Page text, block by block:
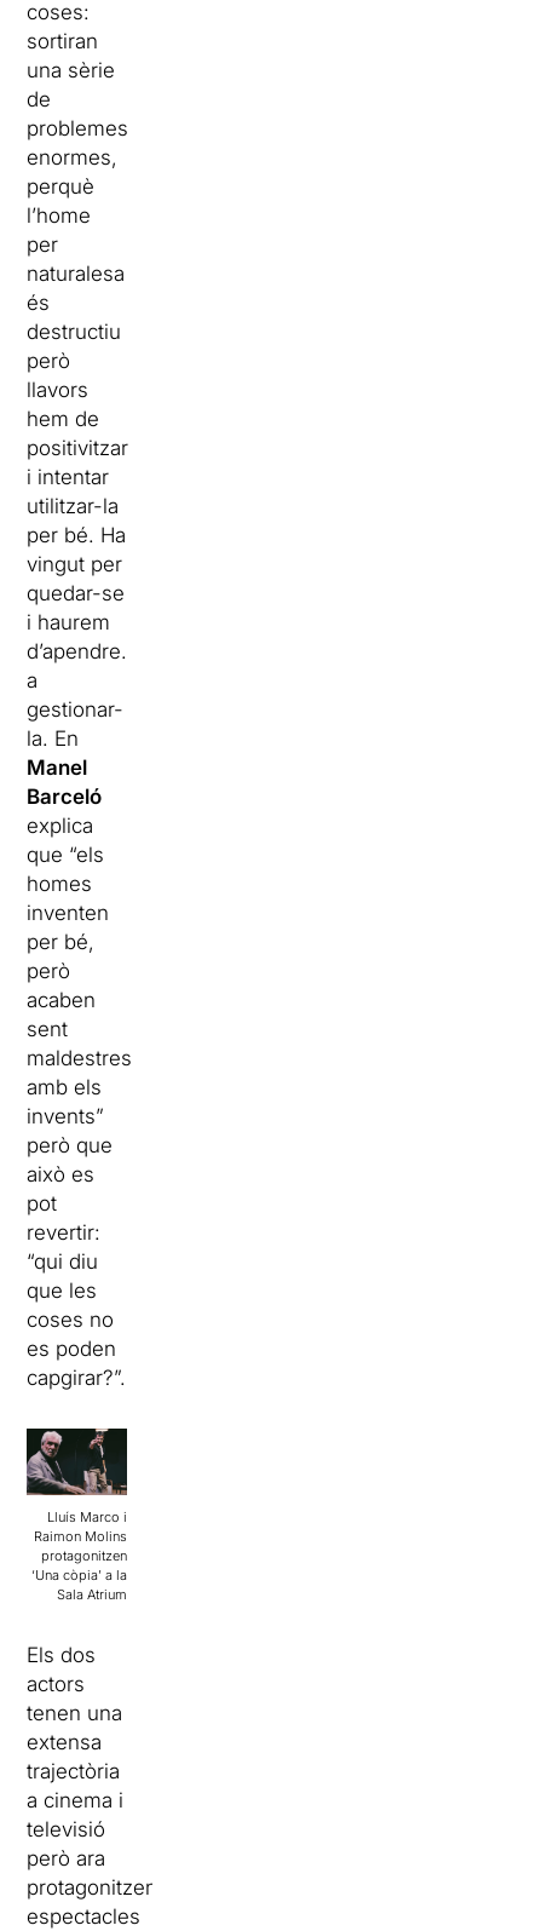
coses:
sortiran
una sèrie
de
problemes
enormes,
perquè
l’home
per
naturalesa
és
destructiu
però
llavors
hem de
positivitzar
i intentar
utilitzar-la
per bé. Ha
vingut per
quedar-se
i haurem
d’apendre.
a
gestionar-
la. En
Manel
Barceló
explica
que “els
homes
inventen
per bé,
però
acaben
sent
maldestres
amb els
invents”
però que
això es
pot
revertir:
“qui diu
que les
coses no
es poden
capgirar?”.
Lluís Marco i
Raimon Molins
protagonitzen
‘Una còpia’ a la
Sala Atrium
Els dos
actors
tenen una
extensa
trajectòria
a cinema i
televisió
però ara
protagonitzen
espectacles